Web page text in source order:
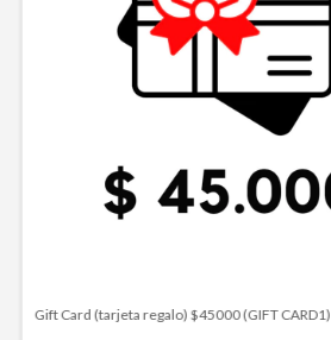
Gift Card (tarjeta regalo) $45000 (GIFT CARD1)